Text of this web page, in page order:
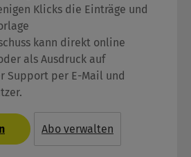
Klicks die Einträge und
kann direkt online
als Ausdruck auf
Support per E-Mail und
Abo verwalten